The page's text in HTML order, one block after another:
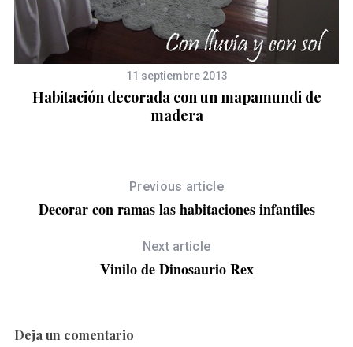
11 septiembre 2013
Habitación decorada con un mapamundi de
madera
Previous article
Decorar con ramas las habitaciones infantiles
Next article
Vinilo de Dinosaurio Rex
Deja un comentario